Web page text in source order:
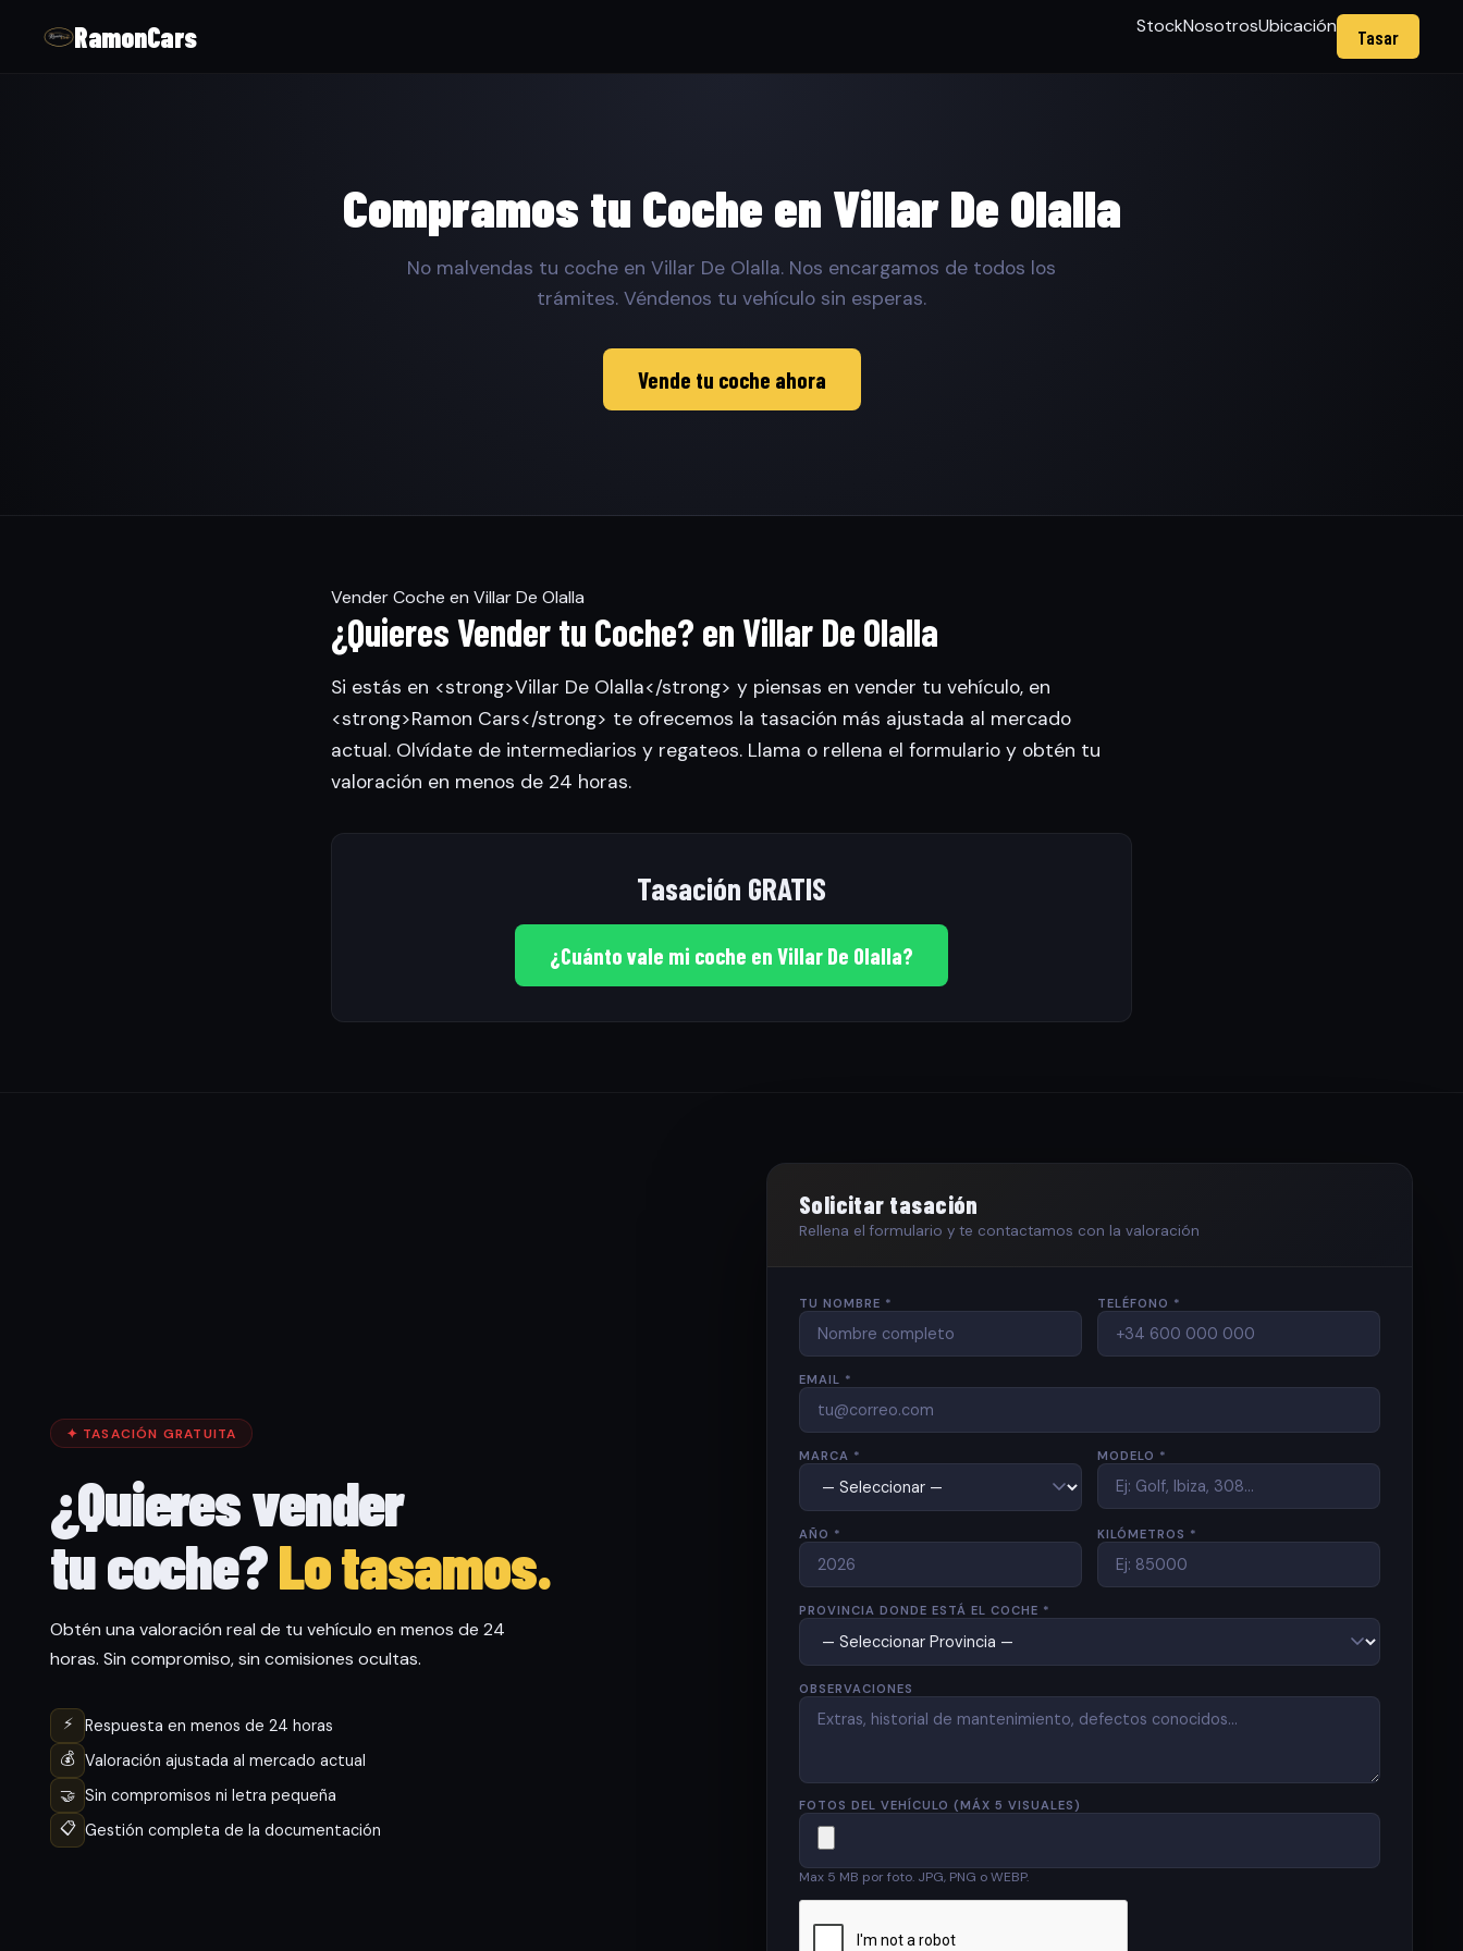
RamonCars StockNosotrosUbicación Tasar
Compramos tu Coche en Villar De Olalla
No malvendas tu coche en Villar De Olalla. Nos encargamos de todos los
trámites. Véndenos tu vehículo sin esperas.
Vende tu coche ahora
Vender Coche en Villar De Olalla
¿Quieres Vender tu Coche? en Villar De Olalla
Si estás en <strong>Villar De Olalla</strong> y piensas en vender tu vehículo, en
<strong>Ramon Cars</strong> te ofrecemos la tasación más ajustada al mercado
actual. Olvídate de intermediarios y regateos. Llama o rellena el formulario y obtén tu
valoración en menos de 24 horas.
Tasación GRATIS
¿Cuánto vale mi coche en Villar De Olalla?
✦ TASACIÓN GRATUITA
¿Quieres vender
tu coche?Lo tasamos.
Obtén una valoración real de tu vehículo en menos de 24
horas. Sin compromiso, sin comisiones ocultas.
⚡
Respuesta en menos de 24 horas
💰 Valoración ajustada al mercado actual
🤝 Sin compromisos ni letra pequeña
📋 Gestión completa de la documentación
Solicitar tasación
Rellena el formulario y te contactamos con la valoración
TU NOMBRE * TELÉFONO *
EMAIL *
MARCA * MODELO *
AÑO * KILÓMETROS *
PROVINCIA DONDE ESTÁ EL COCHE *
OBSERVACIONES
FOTOS DEL VEHÍCULO (MÁX 5 VISUALES)
Max 5 MB por foto. JPG, PNG o WEBP.